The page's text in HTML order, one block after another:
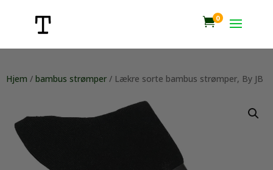
0
Hjem / bambus strømper / Lækre sorte bambus strømper, By JB